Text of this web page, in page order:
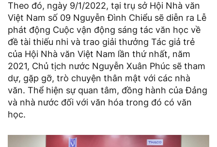
Theo đó, ngày 9/1/2022, tại trụ sở Hội Nhà văn
Việt Nam số 09 Nguyễn Đình Chiểu sẽ diễn ra Lễ
phát động Cuộc vận động sáng tác văn học về
đề tài thiếu nhi và trao giải thưởng Tác giả trẻ
của Hội Nhà văn Việt Nam lần thứ nhất, năm
2021, Chủ tịch nước Nguyễn Xuân Phúc sẽ tham
dự, gặp gỡ, trò chuyện thân mật với các nhà
văn. Thể hiện sự quan tâm, đồng hành của Đảng
và nhà nước đối với văn hóa trong đó có văn
học.